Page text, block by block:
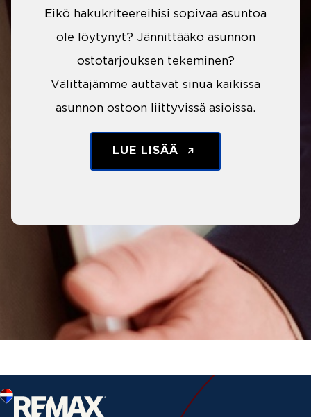
Eikö hakukriteereihisi sopivaa asuntoa
ole löytynyt? Jännittääkö asunnon
ostotarjouksen tekeminen?
Välittäjämme auttavat sinua kaikissa
asunnon ostoon liittyvissä asioissa.
LUE LISÄÄ